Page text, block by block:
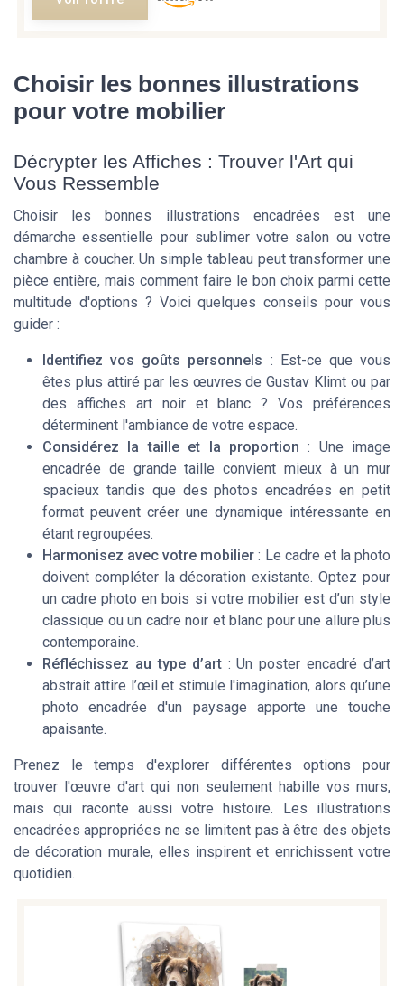
Choisir les bonnes illustrations
pour votre mobilier
Décrypter les Affiches : Trouver l'Art qui
Vous Ressemble
Choisir les bonnes illustrations encadrées est une
démarche essentielle pour sublimer votre salon ou votre
chambre à coucher. Un simple tableau peut transformer une
pièce entière, mais comment faire le bon choix parmi cette
multitude d'options ? Voici quelques conseils pour vous
guider :
Identifiez vos goûts personnels : Est-ce que vous
êtes plus attiré par les œuvres de Gustav Klimt ou par
des affiches art noir et blanc ? Vos préférences
déterminent l'ambiance de votre espace.
Considérez la taille et la proportion : Une image
encadrée de grande taille convient mieux à un mur
spacieux tandis que des photos encadrées en petit
format peuvent créer une dynamique intéressante en
étant regroupées.
Harmonisez avec votre mobilier : Le cadre et la photo
doivent compléter la décoration existante. Optez pour
un cadre photo en bois si votre mobilier est d’un style
classique ou un cadre noir et blanc pour une allure plus
contemporaine.
Réfléchissez au type d’art: Un poster encadré d’art
abstrait attire l’œil et stimule l'imagination, alors qu’une
photo encadrée d'un paysage apporte une touche
apaisante.
Prenez le temps d'explorer différentes options pour
trouver l'œuvre d'art qui non seulement habille vos murs,
mais qui raconte aussi votre histoire. Les illustrations
encadrées appropriées ne se limitent pas à être des objets
de décoration murale, elles inspirent et enrichissent votre
quotidien.